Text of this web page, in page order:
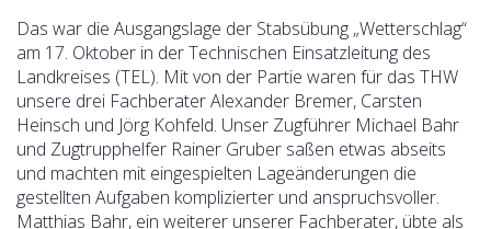
Das war die Ausgangslage der Stabsübung „Wetterschlag“
am 17. Oktober in der Technischen Einsatzleitung des
Landkreises (TEL). Mit von der Partie waren für das THW
unsere drei Fachberater Alexander Bremer, Carsten
Heinsch und Jörg Kohfeld. Unser Zugführer Michael Bahr
und Zugtrupphelfer Rainer Gruber saßen etwas abseits
und machten mit eingespielten Lageänderungen die
gestellten Aufgaben komplizierter und anspruchsvoller.
Matthias Bahr, ein weiterer unserer Fachberater, übte als